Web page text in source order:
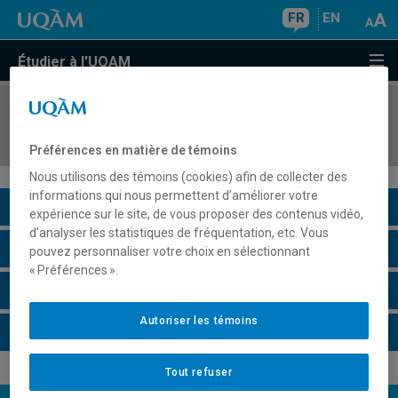
FR EN
Étudier à l'UQAM
COURS//
Description du cours
Horaire - Été 2026
Préférences en matière de témoins
Nous utilisons des témoins (cookies) afin de collecter des
informations qui nous permettent d’améliorer votre
expérience sur le site, de vous proposer des contenus vidéo,
d’analyser les statistiques de fréquentation, etc. Vous
pouvez personnaliser votre choix en sélectionnant
« Préférences ».
Tout refuser
Autoriser les témoins